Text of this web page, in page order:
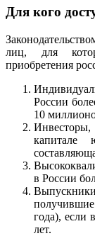
Для кого
лиц, для
приобретения
России
10
капитале
в России
года), если
лет.